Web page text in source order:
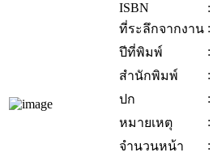
ISBN
:
ที่ระลึกจากงาน :
ปีที่พิมพ์
:
สำนักพิมพ์
:
ปก
:
หมายเหตุ
:
จำนวนหน้า
: